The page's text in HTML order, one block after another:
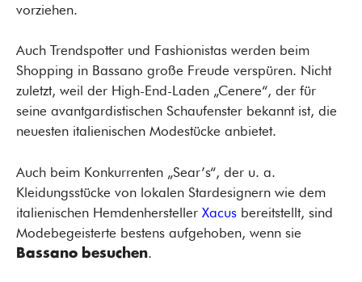
vorziehen.
Auch Trendspotter und Fashionistas werden beim
Shopping in Bassano große Freude verspüren. Nicht
zuletzt, weil der High-End-Laden „Cenere“, der für
seine avantgardistischen Schaufenster bekannt ist, die
neuesten italienischen Modestücke anbietet.
Auch beim Konkurrenten „Sear’s“, der u. a.
Kleidungsstücke von lokalen Stardesignern wie dem
italienischen Hemdenhersteller Xacus bereitstellt, sind
Modebegeisterte bestens aufgehoben, wenn sie
Bassano besuchen.